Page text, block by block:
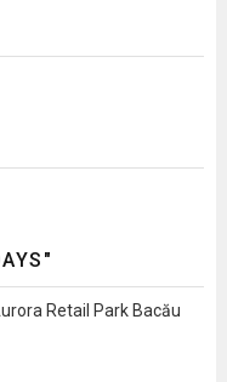
Retail Park Bacău